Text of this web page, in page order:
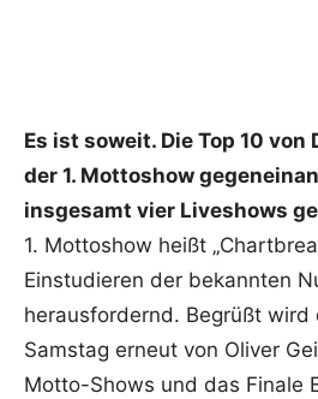
Es ist soweit. Die Top 10 von
der 1. Mottoshow
insgesamt vier Liveshows
1. Mottoshow heißt
Einstudieren der bekannten
herausfordernd. Begrüßt wird
Samstag erneut von Oliver
Motto-Shows und das Finale